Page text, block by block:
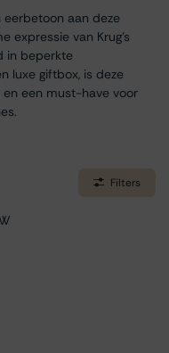
eerbetoon aan deze
expressie van Krug’s
in beperkte
luxe giftbox, is deze
en een must-have voor
Filters